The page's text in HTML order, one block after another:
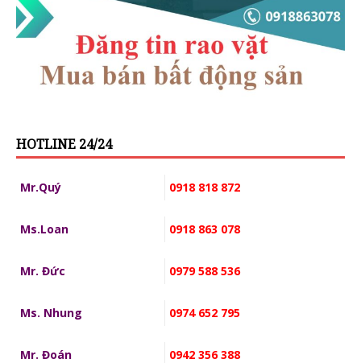
HOTLINE 24/24
Mr.Quý 0918 818 872
Ms.Loan 0918 863 078
Mr. Đức 0979 588 536
Ms. Nhung 0974 652 795
Mr. Đoán 0942 356 388